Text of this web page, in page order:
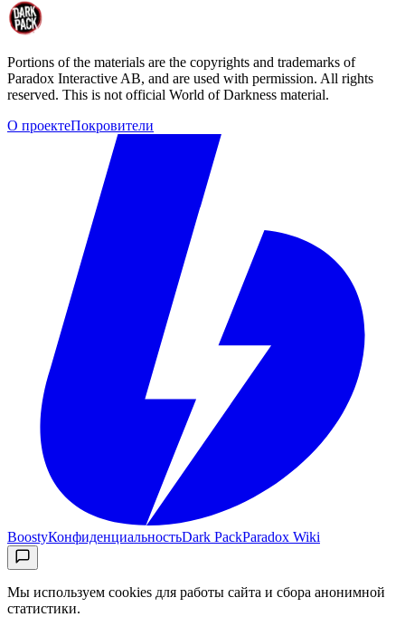
Portions of the materials are the copyrights and trademarks of
Paradox Interactive AB, and are used with permission. All rights
reserved. This is not official World of Darkness material.
О проектеПокровители
BoostyКонфиденциальностьDark PackParadox Wiki
Мы используем cookies для работы сайта и сбора анонимной
статистики.